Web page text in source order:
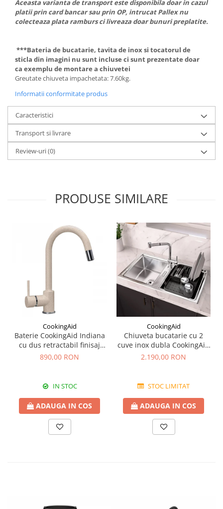
Aceasta varianta de transport este disponibila doar in cazul
platii prin card bancar sau prin OP, intrucat Pallex nu
colecteaza plata ramburs ci livreaza doar bunuri preplatite.
***Bateria de bucatarie, tavita de inox si tocatorul de
sticla din imagini nu sunt incluse ci sunt prezentate doar
ca exemplu de montare a chiuvetei
Greutate chiuveta impachetata: 7.60kg.
Informatii conformitate produs
Caracteristici
Transport si livrare
Review-uri(0)
PRODUSE SIMILARE
CookingAid
Baterie CookingAid Indiana
cu dus retractabil finisaj
granit Bej Pigmentat /
890,00 RON
IN STOC
ADAUGA IN COS
CookingAid
Chiuveta bucatarie cu 2
cuve inox dubla CookingAid
FUSION 86BB
2.190,00 RON
STOC LIMITAT
ADAUGA IN COS